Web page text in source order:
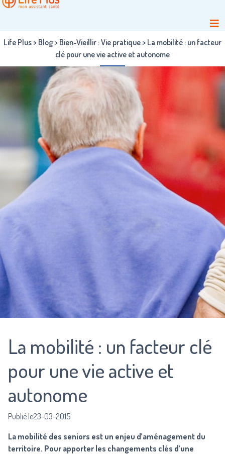
Life Plus > Blog > Bien-Vieillir : Vie pratique > La mobilité : un facteur
clé pour une vie active et autonome
La mobilité : un facteur clé
pour une vie active et
autonome
Publié le23-03-2015
La mobilité des seniors est un enjeu d’aménagement du
territoire. Pour apporter les changements clés d’une